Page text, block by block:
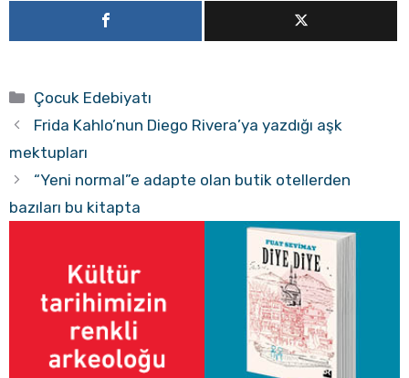
Kategoriler
Çocuk Edebiyatı
Frida Kahlo’nun Diego Rivera’ya yazdığı aşk
mektupları
“Yeni normal”e adapte olan butik otellerden
bazıları bu kitapta